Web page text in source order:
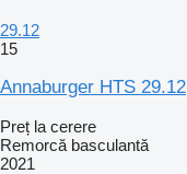
29.12
15
Annaburger HTS 29.12
Preț la cerere
Remorcă basculantă
2021